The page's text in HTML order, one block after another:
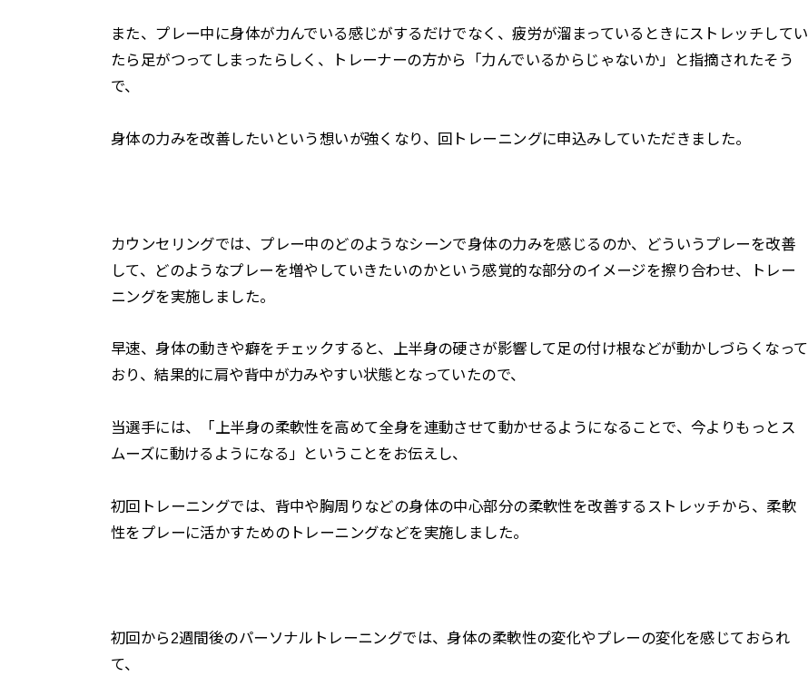
また、プレー中に身体が力んでいる感じがするだけでなく、疲労が溜まっているときにストレッチしてい
たら足がつってしまったらしく、トレーナーの方から「力んでいるからじゃないか」と指摘されたそう
で、
身体の力みを改善したいという想いが強くなり、回トレーニングに申込みしていただきました。
カウンセリングでは、プレー中のどのようなシーンで身体の力みを感じるのか、どういうプレーを改善
して、どのようなプレーを増やしていきたいのかという感覚的な部分のイメージを擦り合わせ、トレー
ニングを実施しました。
早速、身体の動きや癖をチェックすると、上半身の硬さが影響して足の付け根などが動かしづらくなって
おり、結果的に肩や背中が力みやすい状態となっていたので、
当選手には、「上半身の柔軟性を高めて全身を連動させて動かせるようになることで、今よりもっとス
ムーズに動けるようになる」ということをお伝えし、
初回トレーニングでは、背中や胸周りなどの身体の中心部分の柔軟性を改善するストレッチから、柔軟
性をプレーに活かすためのトレーニングなどを実施しました。
初回から2週間後のパーソナルトレーニングでは、身体の柔軟性の変化やプレーの変化を感じておられ
て、